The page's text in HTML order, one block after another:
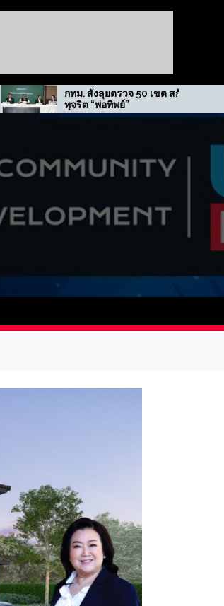
กทม. สั่งลุยตรวจ 50 เขต สกัดปม
ทุจริต “พ่อทิพย์”